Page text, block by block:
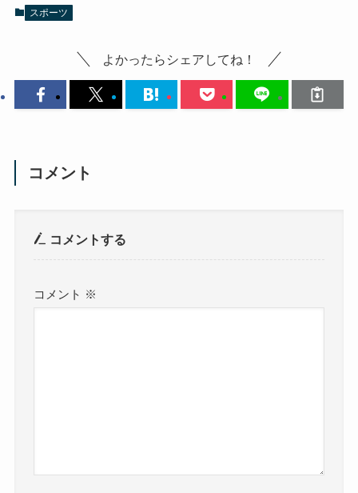
スポーツ
よかったらシェアしてね！
コメント
コメントする
コメント ※